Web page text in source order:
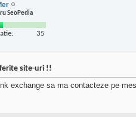
SeoPedia
35
site-uri !!
exchange sa ma contacteze pe